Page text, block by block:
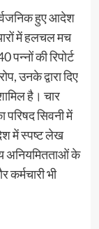
हुए आदेश
में हलचल मच
की रिपोर्ट
उनके द्वारा दिए
है। चार
परिषद सिवनी में
में स्पष्ट लेख
अनियमितताओं के
भी